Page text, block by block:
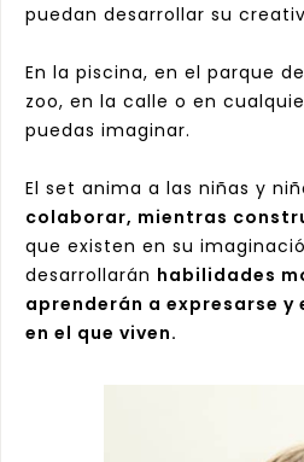
puedan desarrollar su
En la piscina, en el parque
zoo, en la calle o en
puedas imaginar.
El set anima a las niñas y
colaborar, mientras
que existen en su
desarrollarán habilidades
aprenderán a expresarse y
en el que viven.